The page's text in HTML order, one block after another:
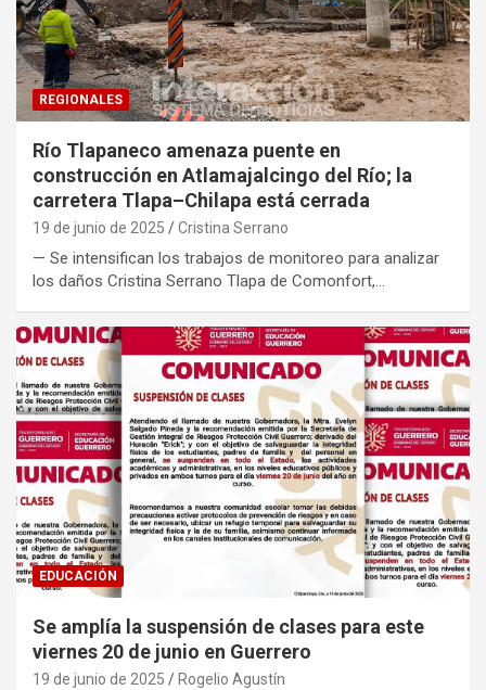
REGIONALES
Río Tlapaneco amenaza puente en
construcción en Atlamajalcingo del Río; la
carretera Tlapa–Chilapa está cerrada
19 de junio de 2025 Cristina Serrano
— Se intensifican los trabajos de monitoreo para analizar
los daños Cristina Serrano Tlapa de Comonfort,…
EDUCACIÓN
Se amplía la suspensión de clases para este
viernes 20 de junio en Guerrero
19 de junio de 2025 Rogelio Agustín